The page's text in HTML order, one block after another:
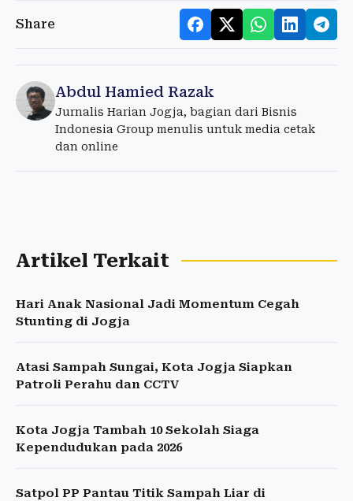
Share
Abdul Hamied Razak
Jurnalis Harian Jogja, bagian dari Bisnis
Indonesia Group menulis untuk media cetak
dan online
Artikel Terkait
Hari Anak Nasional Jadi Momentum Cegah
Stunting di Jogja
Atasi Sampah Sungai, Kota Jogja Siapkan
Patroli Perahu dan CCTV
Kota Jogja Tambah 10 Sekolah Siaga
Kependudukan pada 2026
Satpol PP Pantau Titik Sampah Liar di